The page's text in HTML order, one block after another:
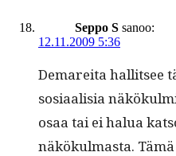
Seppo S sanoo:
12.11.2009 5:36
Demare­i­ta hal­lit­see
sosi­aal­isia
osaa tai ei halua
näkökul­mas­ta.